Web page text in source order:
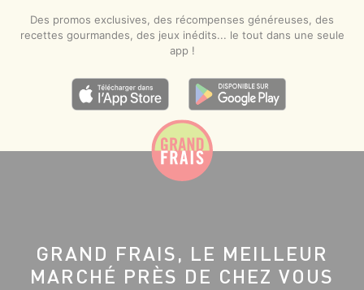
Des promos exclusives, des récompenses généreuses, des
recettes gourmandes, des jeux inédits... le tout dans une seule
app !
GRAND FRAIS, LE MEILLEUR
MARCHÉ PRÈS DE CHEZ VOUS